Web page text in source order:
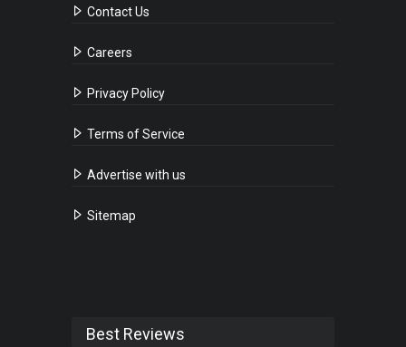
Contact Us
Careers
Privacy Policy
Terms of Service
Advertise with us
Sitemap
Best Reviews